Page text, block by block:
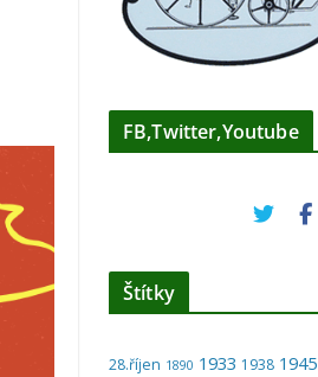
FB,Twitter,Youtube
Štítky
28.říjen 1890 1933 1938 1945